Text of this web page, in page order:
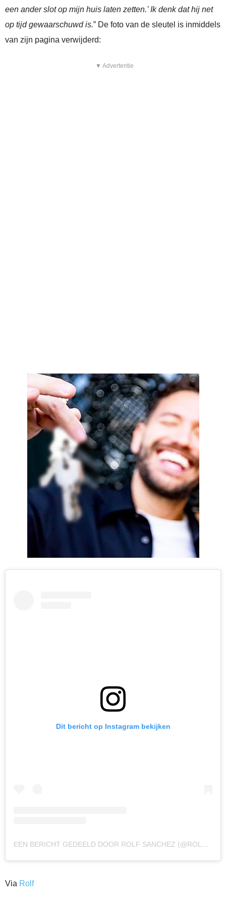
een ander slot op mijn huis laten zetten.’ Ik denk dat hij net
op tijd gewaarschuwd is.” De foto van de sleutel is inmiddels
van zijn pagina verwijderd:
▼ Advertentie
Dit bericht op Instagram bekijken
EEN BERICHT GEDEELD DOOR ROLF SANCHEZ (@ROLFSANCHEZ)
Via Rolf